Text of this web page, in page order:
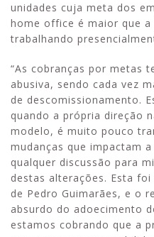
unidades cuja meta dos
home office é maior que
trabalhando
“As cobranças por metas
abusiva, sendo cada vez
de descomissionamento.
quando a própria direção
modelo, é muito pouco
mudanças que impactam
qualquer discussão para
destas alterações. Esta
de Pedro Guimarães, e o
absurdo do adoecimento
estamos cobrando que a